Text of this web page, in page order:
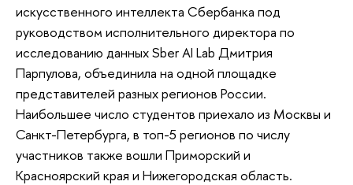
искусственного интеллекта Сбербанка под
руководством исполнительного директора по
исследованию данных Sber AI Lab Дмитрия
Парпулова, объединила на одной площадке
представителей разных регионов России.
Наибольшее число студентов приехало из Москвы и
Санкт-Петербурга, в топ-5 регионов по числу
участников также вошли Приморский и
Красноярский края и Нижегородская область.